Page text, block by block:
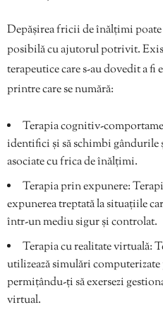
Depășirea fricii de înălțimi
posibilă cu ajutorul potrivit.
terapeutice care s-au dovedit a
printre care se numără:
Terapia cognitiv-
identifici și să schimbi gândurile
asociate cu frica de înălțimi.
Terapia prin expunere:
expunerea treptată la situațiile
într-un mediu sigur și controlat.
Terapia cu realitate virtuală:
utilizează simulări
permițându-ți să exersezi
virtual.